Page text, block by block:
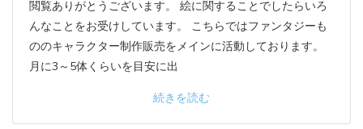
閲覧ありがとうございます。 絵に関することでしたらいろ
んなことをお受けしています。 こちらではファンタジーも
ののキャラクター制作販売をメインに活動しております。
月に3～5体くらいを目安に出
続きを読む